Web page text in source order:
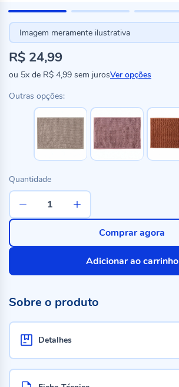
Imagem meramente ilustrativa
R$ 24,99
ou 5x de R$ 4,99 sem jurosVer opções
Outras opções:
Quantidade
Adicionar ao carrinho
Comprar agora
Sobre o produto
Detalhes